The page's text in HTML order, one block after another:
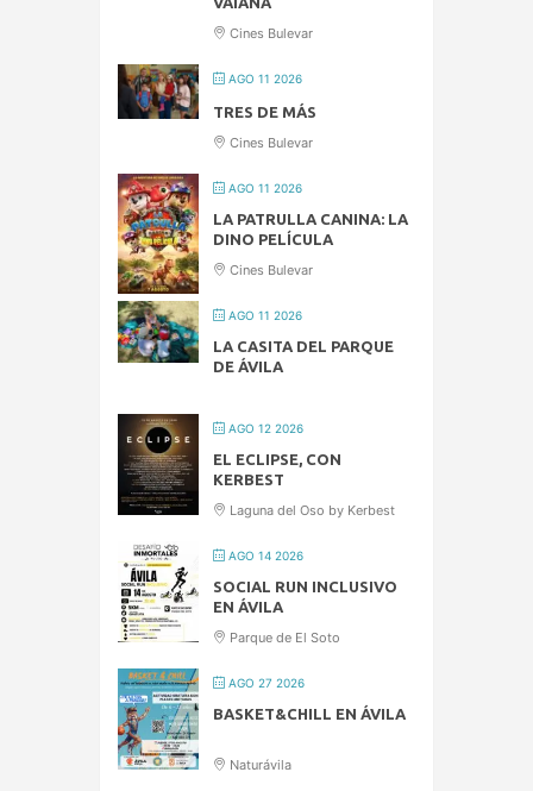
Cines Bulevar
AGO 11 2026
TRES DE MÁS
Cines Bulevar
AGO 11 2026
LA PATRULLA CANINA: LA
DINO PELÍCULA
Cines Bulevar
AGO 11 2026
LA CASITA DEL PARQUE
DE ÁVILA
AGO 12 2026
EL ECLIPSE, CON
KERBEST
Laguna del Oso by Kerbest
AGO 14 2026
SOCIAL RUN INCLUSIVO
EN ÁVILA
Parque de El Soto
AGO 27 2026
BASKET&CHILL EN ÁVILA
Naturávila